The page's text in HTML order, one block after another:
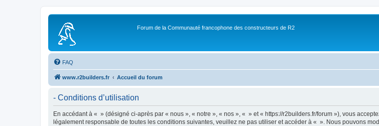
Forum de la Communauté francophone des constructeurs de R2
FAQ
www.r2builders.fr Accueil du forum
- Conditions d’utilisation
En accédant à « » (désigné ci-après par « nous », « notre », « nos », « » et « https://r2builders.fr/forum »), vous
légalement responsable de toutes les conditions suivantes, veuillez ne pas utiliser et accéder à « ». Nous pouvons